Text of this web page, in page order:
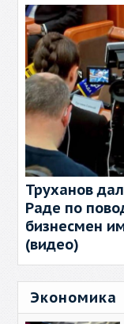
Труханов
Раде по
бизнесмен
(видео)
Экономика